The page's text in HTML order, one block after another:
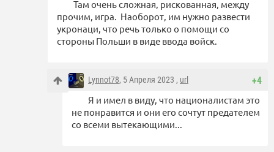
Там очень сложная, рискованная, между
прочим, игра. Наоборот, им нужно развести
укронаци, что речь только о помощи со
стороны Польши в виде ввода войск.
+4
Lynnot78, 5 Апреля 2023 , url
Я и имел в виду, что националистам это
не понравится и они его сочтут предателем
со всеми вытекающими...